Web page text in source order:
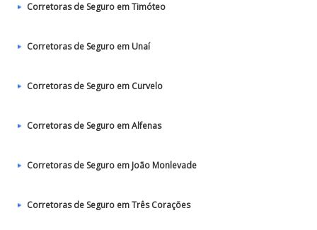
Corretoras de Seguro em Timóteo
Corretoras de Seguro em Unaí
Corretoras de Seguro em Curvelo
Corretoras de Seguro em Alfenas
Corretoras de Seguro em João Monlevade
Corretoras de Seguro em Três Corações